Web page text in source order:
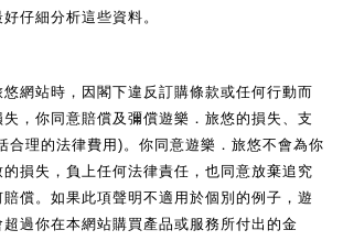
仔細分析這些資料。
網站時，因閣下違反訂購條款或任何行動而
，你同意賠償及彌償遊樂．旅悠的損失、支
合理的法律費用 )。你同意遊樂．旅悠不會為你
損失，負上任何法律責任，也同意放棄追究
償。如果此項聲明不適用於個別的例子，遊
過你在本網站購買產品或服務所付出的金